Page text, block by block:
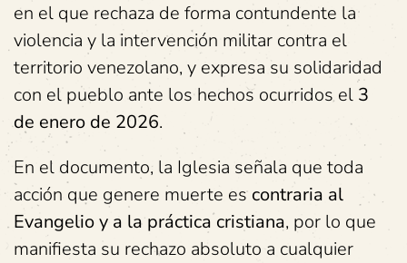
en el que rechaza de forma contundente la
violencia y la intervención militar contra el
territorio venezolano, y expresa su solidaridad
con el pueblo ante los hechos ocurridos el 3
de enero de 2026.
En el documento, la Iglesia señala que toda
acción que genere muerte escontraria al
Evangelio y a la práctica cristiana, por lo que
manifiesta su rechazo absoluto a cualquier